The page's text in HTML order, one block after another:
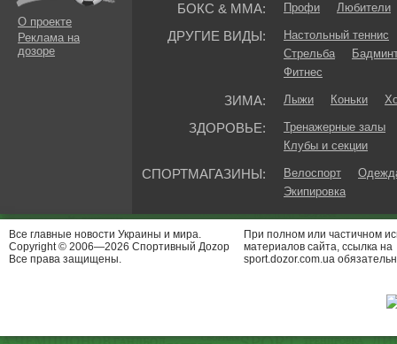
О проекте
Реклама на
дозоре
БОКС & ММА: Профи Любители
ДРУГИЕ ВИДЫ:
Настольный теннис
Стрельба
Фитнес
ЗИМА: Лыжи Коньки
ЗДОРОВЬЕ:
Тренажерные залы
Клубы и секции
СПОРТМАГАЗИНЫ: Велоспорт
Экипировка
Все главные новости Украины и мира.
Copyright © 2006—2026 Спортивный Доzор
Все права защищены.
При полном или частичном
материалов сайта, ссылка на
sport.dozor.com.ua